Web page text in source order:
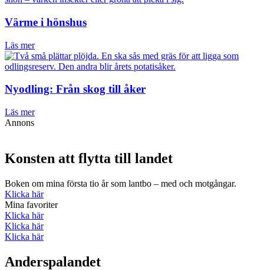
Värme i hönshus
Läs mer
Nyodling: Från skog till åker
Läs mer
Annons
Konsten att flytta till landet
Boken om mina första tio år som lantbo – med och motgångar.
Klicka här
Mina favoriter
Klicka här
Klicka här
Klicka här
Anderspalandet